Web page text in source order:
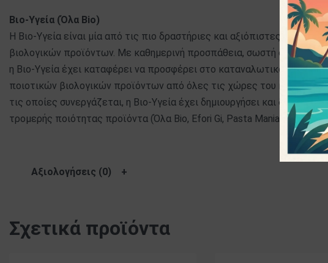
Βιο-Υγεία (Όλα Bio)
Η Βιο-Υγεία είναι μία από τις πιο δραστήριες και αξιόπιστες
βιολογικών προϊόντων. Με καθημερινή προσπάθεια, σωστή οργάνωση,
η Βιο-Υγεία έχει καταφέρει να προσφέρει στο καταναλωτικό κοινό
ποιοτικών βιολογικών προϊόντων από όλες τις χώρες του κόσμου.
τις οποίες συνεργάζεται, η Βιο-Υγεία έχει δημιουργήσει και δική της
τρομερής ποιότητας προϊόντα (Όλα Bio, Efori Gi, Pasta Mania κ.α.)
Αξιολογήσεις (0)
Σχετικά προϊόντα